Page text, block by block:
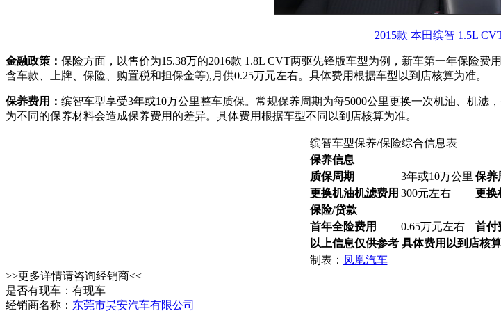
2015款 本田缤智 1.5L
金融政策： 保险方面，以售价为15.38万的2016款 1.8L CVT两驱先锋版车型为例，新车第一年保险
含车款、上牌、保险、购置税和担保金等),月供0.25万元左右。具体费用根据车型以到店核算为准。
保养费用： 缤智车型享受3年或10万公里整车质保。常规保养周期为每5000公里更换一次机油、机滤
为不同的保养材料会造成保养费用的差异。具体费用根据车型不同以到店核算为准。
缤智车型保养/保险综合信息表
保养信息
质保周期
3年或10万公里 保养
更换机油机滤费用 300元左右 更换
保险/贷款
首年全险费用
0.65万元左右 首付
以上信息仅供参考 具体费用以到店核
制表： 凤凰汽车
>>更多详情请咨询经销商<<
是否有现车：有现车
经销商名称： 东莞市昊安汽车有限公司